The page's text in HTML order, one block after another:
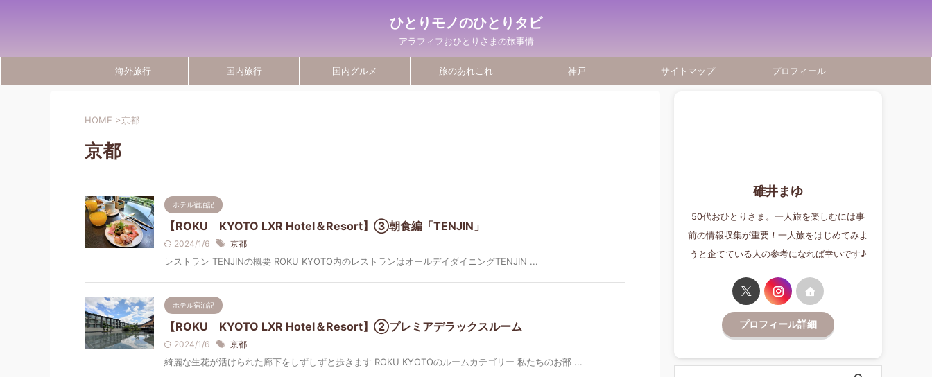
ひとりモノのひとりタビ
アラフィフおひとりさまの旅事情
海外旅行 国内旅行 国内グルメ 旅のあれこれ 神戸 サイトマップ プロフィール
HOME >京都
京都
ホテル宿泊記
【ROKU KYOTO LXR Hotel＆Resort】③朝食編「TENJIN」
2024/1/6 京都
レストラン TENJINの概要 ROKU KYOTO内のレストランはオールデイダイニングTENJIN ...
ホテル宿泊記
【ROKU KYOTO LXR Hotel＆Resort】②プレミアデラックスルーム
2024/1/6 京都
綺麗な生花が活けられた廊下をしずしずと歩きます ROKU KYOTOのルームカテゴリー 私たちのお部 ...
碓井まゆ
50代おひとりさま。一人旅を楽しむには事
前の情報収集が重要！一人旅をはじめてみよ
うと企てている人の参考になれば幸いです♪
プロフィール詳細